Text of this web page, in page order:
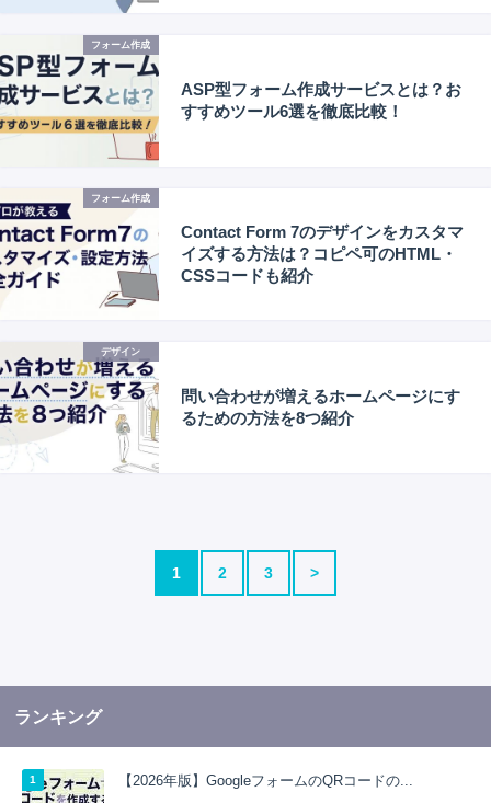
フォーム作成
ASP型フォーム作成サービスとは？お
すすめツール6選を徹底比較！
フォーム作成
Contact Form 7のデザインをカスタマ
イズする方法は？コピペ可のHTML・
CSSコードも紹介
デザイン
問い合わせが増えるホームページにす
るための方法を8つ紹介
1 2 3 >
ランキング
【2026年版】GoogleフォームのQRコードの...